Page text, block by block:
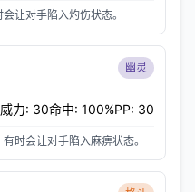
让对手陷入灼伤状态。
幽灵
威力: 30命中: 100%PP: 30
时会让对手陷入麻痹状态。